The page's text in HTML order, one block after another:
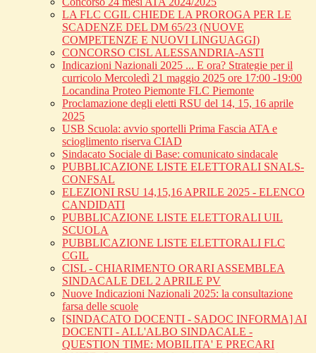
LA FLC CGIL CHIEDE LA PROROGA PER LE
SCADENZE DEL DM 65/23 (NUOVE
COMPETENZE E NUOVI LINGUAGGI)
CONCORSO CISL ALESSANDRIA-ASTI
Indicazioni Nazionali 2025 ... E ora? Strategie per il
curricolo Mercoledì 21 maggio 2025 ore 17:00 -19:00
Locandina Proteo Piemonte FLC Piemonte
Proclamazione degli eletti RSU del 14, 15, 16 aprile
2025
USB Scuola: avvio sportelli Prima Fascia ATA e
scioglimento riserva CIAD
Sindacato Sociale di Base: comunicato sindacale
PUBBLICAZIONE LISTE ELETTORALI SNALS-
CONFSAL
ELEZIONI RSU 14,15,16 APRILE 2025 - ELENCO
CANDIDATI
PUBBLICAZIONE LISTE ELETTORALI UIL
SCUOLA
PUBBLICAZIONE LISTE ELETTORALI FLC
CGIL
CISL - CHIARIMENTO ORARI ASSEMBLEA
SINDACALE DEL 2 APRILE PV
Nuove Indicazioni Nazionali 2025: la consultazione
farsa delle scuole
[SINDACATO DOCENTI - SADOC INFORMA] AI
DOCENTI - ALL'ALBO SINDACALE -
QUESTION TIME: MOBILITA' E PRECARI